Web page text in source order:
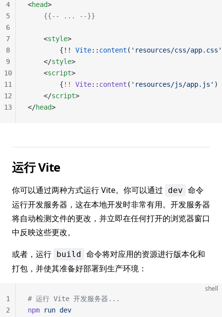
<head>
    {{-- ... --}}
    <
style>
        {!!
Vite:: content ( 'resources/css/app.css'
    </
style>
    <
script>
        {
!! Vite:: content ( 'resources/js/app.js' )
    </
script>
</head>
4
5
6
7
8
9
10
11
12
13
运行 Vite
你可以通过两种方式运行 Vite。你可以通过 dev 命令
运行开发服务器，这在本地开发时非常有用。开发服务器
将自动检测文件的更改，并立即在任何打开的浏览器窗口
中反映这些更改。
或者，运行 build 命令将对应用的资源进行版本化和
打包，并使其准备好部署到生产环境：
shell
# 运行 Vite 开发服务器...
npm run dev
1
2